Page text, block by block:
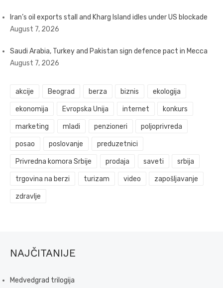
Iran’s oil exports stall and Kharg Island idles under US blockade
August 7, 2026
Saudi Arabia, Turkey and Pakistan sign defence pact in Mecca
August 7, 2026
akcije Beograd berza biznis ekologija
ekonomija Evropska Unija internet konkurs
marketing mladi penzioneri poljoprivreda
posao poslovanje preduzetnici
Privredna komora Srbije prodaja saveti srbija
trgovina na berzi turizam video zapošljavanje
zdravlje
NAJČITANIJE
Medvedgrad trilogija